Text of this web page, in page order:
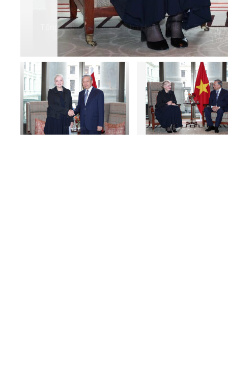
Tổng Bí thư Tô Lâm tiếp bà Helen Wilson, Phó